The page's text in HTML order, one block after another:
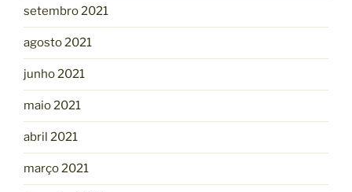
setembro 2021
agosto 2021
junho 2021
maio 2021
abril 2021
março 2021